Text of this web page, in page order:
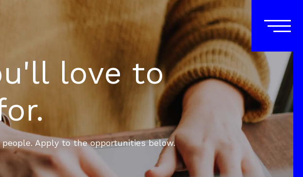
love to
Apply to the opportunities below.